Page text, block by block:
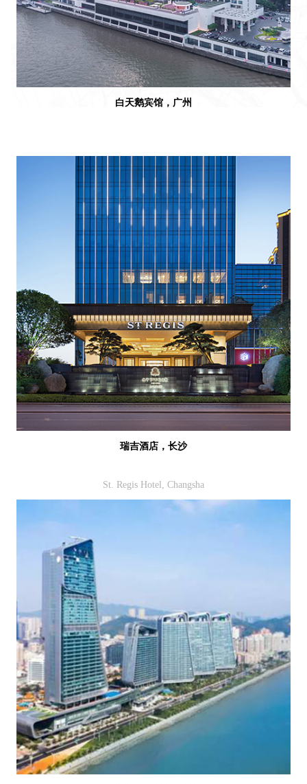
白天鹅宾馆，广州
瑞吉酒店，长沙
St. Regis Hotel, Changsha